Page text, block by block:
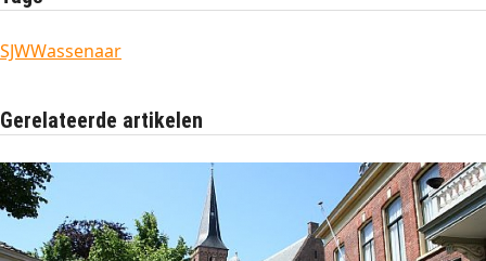
SJWWassenaar
Gerelateerde artikelen